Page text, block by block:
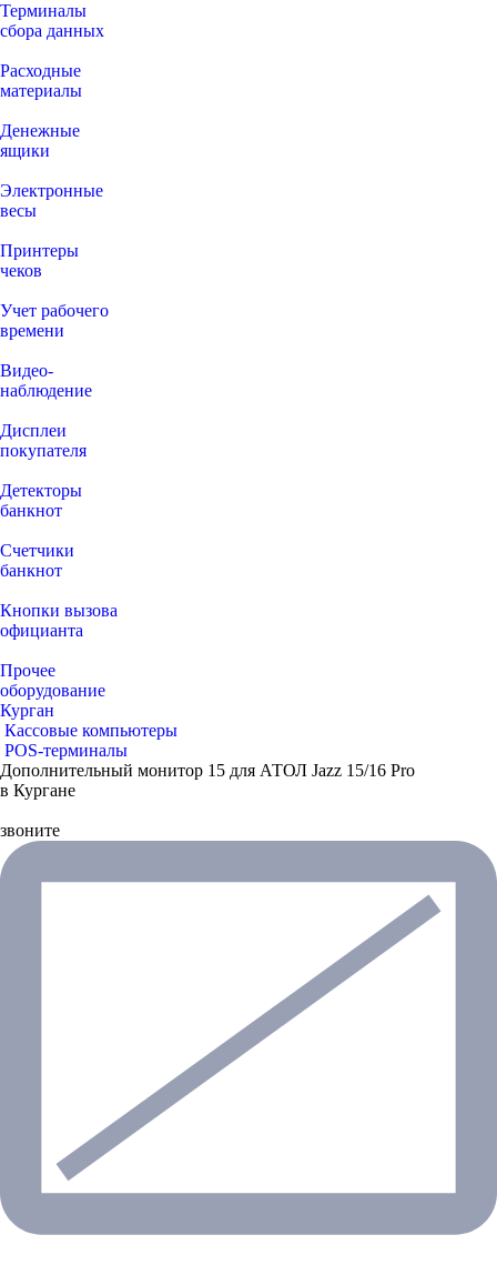
Терминалы
сбора данных
Расходные
материалы
Денежные
ящики
Электронные
весы
Принтеры
чеков
Учет рабочего
времени
Видео‑
наблюдение
Дисплеи
покупателя
Детекторы
банкнот
Счетчики
банкнот
Кнопки вызова
официанта
Прочее
оборудование
Курган
Кассовые компьютеры
POS-терминалы
Дополнительный монитор 15 для АТОЛ Jazz 15/16 Pro
в Кургане
звоните